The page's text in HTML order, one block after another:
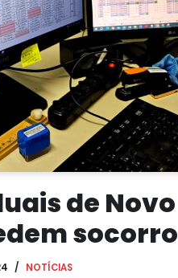
de Novo
socorro
NOTÍCIAS